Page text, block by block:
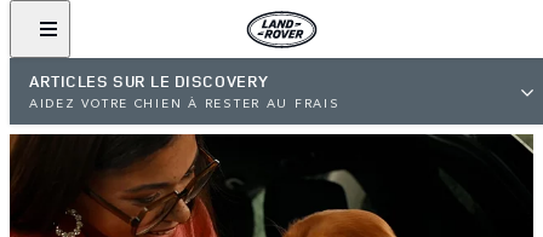
ARTICLES SUR LE DISCOVERY
AIDEZ VOTRE CHIEN À RESTER AU FRAIS